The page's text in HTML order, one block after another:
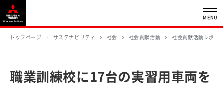
MENU
トップページ サステナビリティ 社会 社会貢献活動 社会貢献活動レポー
職業訓練校に17台の実習用車両を